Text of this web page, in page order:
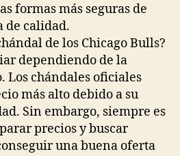
formas más seguras de
de calidad.
de los Chicago Bulls?
dependiendo de la
Los chándales oficiales
más alto debido a su
Sin embargo, siempre es
precios y buscar
una buena oferta